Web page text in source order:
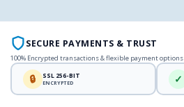
SECURE PAYMENTS & TRUST
100% Encrypted transactions & flexible payment options
🔒 SSL 256-BIT
ENCRYPTED ✓